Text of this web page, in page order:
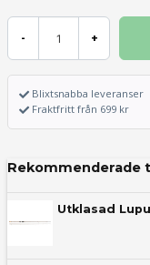
- +
Blixtsnabba leveranser
Fraktfritt från 699 kr
Rekommenderade